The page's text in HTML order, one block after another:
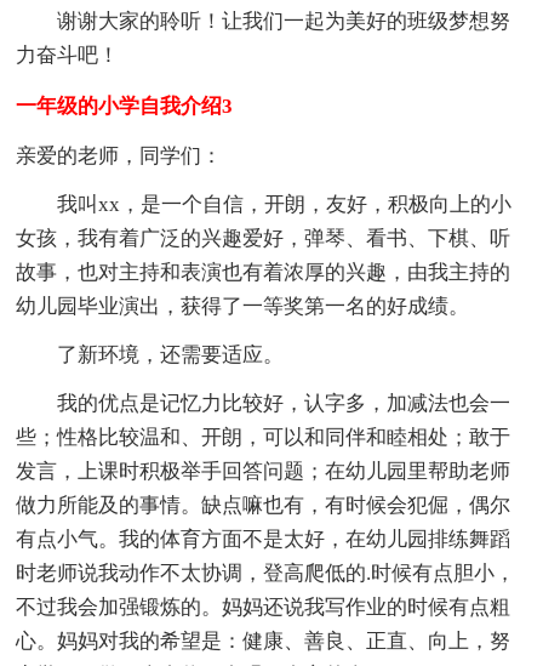
谢谢大家的聆听！让我们一起为美好的班级梦想努
力奋斗吧！
一年级的小学自我介绍3
亲爱的老师，同学们：
我叫xx，是一个自信，开朗，友好，积极向上的小
女孩，我有着广泛的兴趣爱好，弹琴、看书、下棋、听
故事，也对主持和表演也有着浓厚的兴趣，由我主持的
幼儿园毕业演出，获得了一等奖第一名的好成绩。
了新环境，还需要适应。
我的优点是记忆力比较好，认字多，加减法也会一
些；性格比较温和、开朗，可以和同伴和睦相处；敢于
发言，上课时积极举手回答问题；在幼儿园里帮助老师
做力所能及的事情。缺点嘛也有，有时候会犯倔，偶尔
有点小气。我的体育方面不是太好，在幼儿园排练舞蹈
时老师说我动作不太协调，登高爬低的.时候有点胆小，
不过我会加强锻炼的。妈妈还说我写作业的时候有点粗
心。妈妈对我的希望是：健康、善良、正直、向上，努